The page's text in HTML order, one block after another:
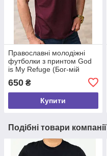
Православні молодіжні
футболки з принтом God
is My Refuge (Бог-мій
притулок), 100% бавовна
розмір S
650 ₴
Купити
Подібні товари компанії